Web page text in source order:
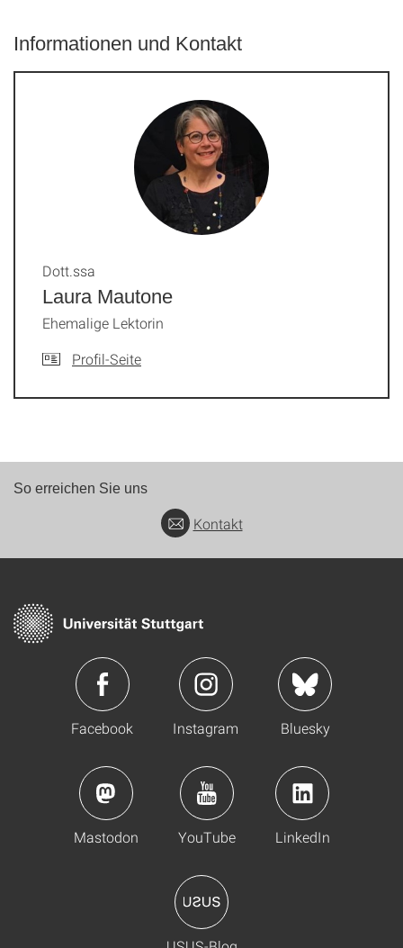
Informationen und Kontakt
Laura Mautone
Dott.ssa
Ehemalige Lektorin
Profil-Seite
So erreichen Sie uns
Kontakt
Facebook Instagram Bluesky
Mastodon YouTube LinkedIn